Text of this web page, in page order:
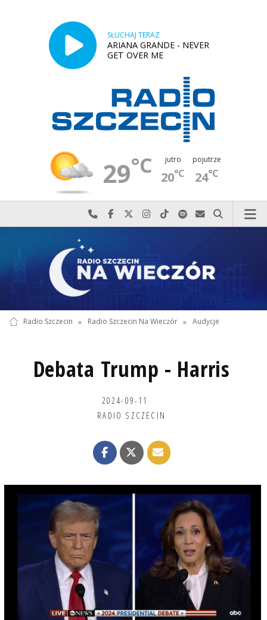
SŁUCHAJ TERAZ
ARIANA GRANDE - NEVER
GET OVER ME
29°C jutro
20°C
pojutrze
24°C
Najlepiej po prostu do nas zadzwoń
Odwiedź nas na Facebook-u
Odwiedź nas na X
Odwiedź nas na Instagram-ie
Odwiedź nas na TikTok-u
Szukaj nas na Spotify
Wyślij do nas
Szukaj
Radio Szczecin » Radio Szczecin Na Wieczór » Audycje
Debata Trump - Harris
2024-09-11
RADIO SZCZECIN